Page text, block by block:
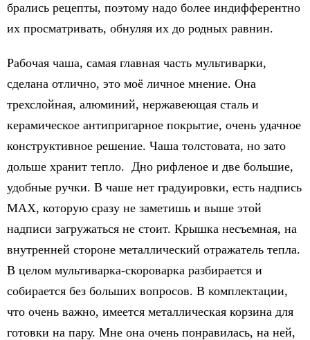
брались рецепты, поэтому надо более индифферентно
их просматривать, обнуляя их до родных равнин.
Рабочая чаша, самая главная часть мультиварки,
сделана отлично, это моё личное мнение. Она
трехслойная, алюминий, нержавеющая сталь и
керамическое антипригарное покрытие, очень удачное
конструктивное решение. Чаша толстовата, но зато
дольше хранит тепло. Дно рифленое и две большие,
удобные ручки. В чаше нет градуировки, есть надпись
МАХ, которую сразу не заметишь и выше этой
надписи загружаться не стоит. Крышка несъемная, на
внутренней стороне металлический отражатель тепла.
В целом мультиварка-скороварка разбирается и
собирается без больших вопросов. В комплектации,
что очень важно, имеется металлическая корзина для
готовки на пару. Мне она очень понравилась, на ней,